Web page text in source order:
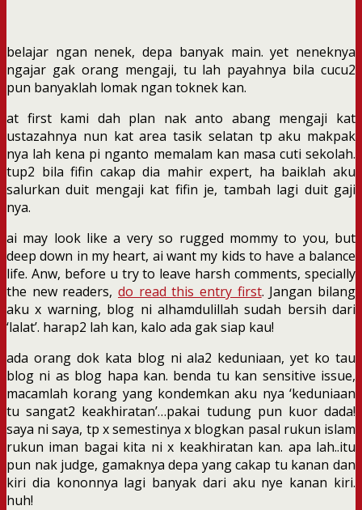
belajar ngan nenek, depa banyak main. yet neneknya
ngajar gak orang mengaji, tu lah payahnya bila cucu2
pun banyaklah lomak ngan toknek kan.
at first kami dah plan nak anto abang mengaji kat
ustazahnya nun kat area tasik selatan tp aku makpak
nya lah kena pi nganto memalam kan masa cuti sekolah.
tup2 bila fifin cakap dia mahir expert, ha baiklah aku
salurkan duit mengaji kat fifin je, tambah lagi duit gaji
nya.
ai may look like a very so rugged mommy to you, but
deep down in my heart, ai want my kids to have a balance
life. Anw, before u try to leave harsh comments, specially
the new readers, do read this entry first. Jangan bilang
aku x warning, blog ni alhamdulillah sudah bersih dari
‘lalat’. harap2 lah kan, kalo ada gak siap kau!
ada orang dok kata blog ni ala2 keduniaan, yet ko tau
blog ni as blog hapa kan. benda tu kan sensitive issue,
macamlah korang yang kondemkan aku nya ‘keduniaan
tu sangat2 keakhiratan’…pakai tudung pun kuor dada!
saya ni saya, tp x semestinya x blogkan pasal rukun islam
rukun iman bagai kita ni x keakhiratan kan. apa lah..itu
pun nak judge, gamaknya depa yang cakap tu kanan dan
kiri dia kononnya lagi banyak dari aku nye kanan kiri.
huh!